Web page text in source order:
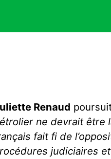
Renaud
ne devrait être
fait fi de
judiciaires